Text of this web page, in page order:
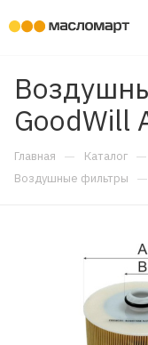
GoodWill
Главная — Каталог —
Воздушные фильтры —